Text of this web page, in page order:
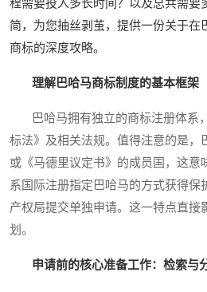
程需要投入多长时间？以及总共需要
简，为您抽丝剥茧，提供一份关于在
商标的深度攻略。
理解巴哈马商标制度的基本框架
巴哈马拥有独立的商标注册体系
标法》及相关法规。值得注意的是，
或《马德里议定书》的成员国，这意
系国际注册指定巴哈马的方式获得保
产权局提交单独申请。这一特点直接
划。
申请前的核心准备工作：检索与